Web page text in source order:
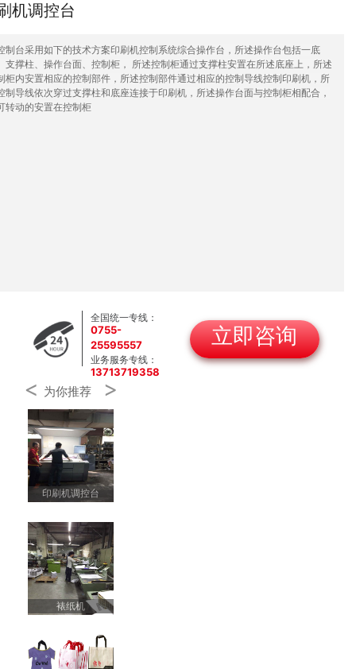
机调控台
制台采用如下的技术方案印刷机控制系统综合操作台，所述操作台包括一底
支撑柱、操作台面、控制柜， 所述控制柜通过支撑柱安置在所述底座上，所述
柜内安置相应的控制部件，所述控制部件通过相应的控制导线控制印刷机，所
制导线依次穿过支撑柱和底座连接于印刷机，所述操作台面与控制柜相配合，
转动的安置在控制柜
全国统一专线：
0755-
25595557
业务服务专线：
13713719358
立即咨询
< 为你推荐 >
印刷机调控台
裱纸机